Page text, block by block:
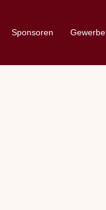
Sponsoren Gewerbe